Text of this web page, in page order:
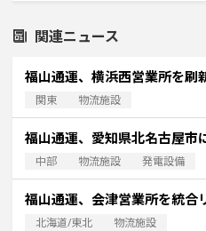
関連ニュース
福山通運、横浜西営業所を刷
関東 物流施設
福山通運、愛知県北名古屋市
中部 物流施設 発電設備
福山通運、会津営業所を統合
北海道/東北 物流施設